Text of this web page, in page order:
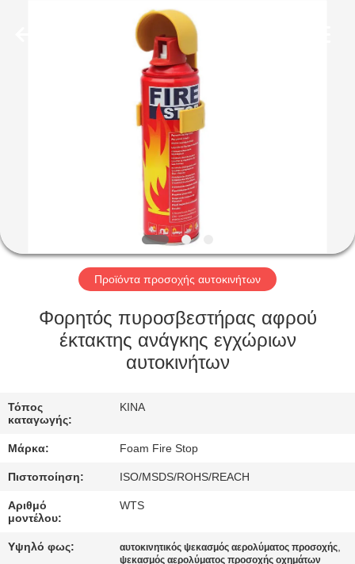
ΓΎΡΟΣ
ΕΡΓΟΣΤΑΣΊΩΝ
ΠΟΙΟΤΙΚΌΣ
ΜΑΣ
ΕΛΆΤΕ
ΕΠΑΦΉ
ΜΕ
Προϊόντα προσοχής αυτοκινήτων
Φορητός πυροσβεστήρας αφρού
έκτακτης ανάγκης εγχώριων
αυτοκινήτων
Τόπος
καταγωγής:
ΚΙΝΑ
Μάρκα: Foam Fire Stop
Πιστοποίηση: ISO/MSDS/ROHS/REACH
Αριθμό
μοντέλου:
WTS
Υψηλό φως: αυτοκινητικός ψεκασμός αερολύματος προσοχής,
ψεκασμός αερολύματος προσοχής οχημάτων